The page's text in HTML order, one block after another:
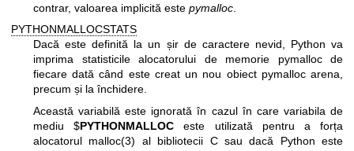
contrar, valoarea implicită este pymalloc
PYTHONMALLOCSTATS
Dacă este definită la un șir de caractere nevid, Python va
imprima statisticile alocatorului de memorie pymalloc de
fiecare dată când este creat un nou obiect pymalloc arena,
precum și la închidere.
Această variabilă este ignorată în cazul în care variabila de
mediu $PYTHONMALLOC este utilizată pentru a forța
alocatorul malloc(3) al bibliotecii C sau dacă Python este